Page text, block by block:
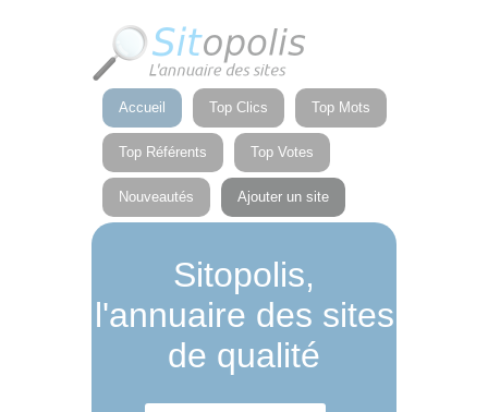
Accueil Top Clics Top Mots
Top Référents Top Votes
Nouveautés Ajouter un site
Sitopolis,
l'annuaire des sites
de qualité